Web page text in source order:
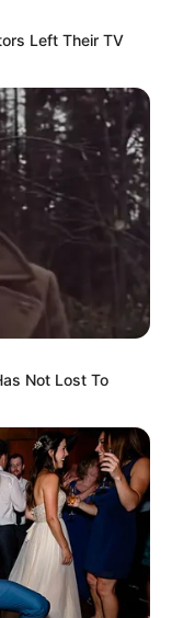
Left Their TV
Not Lost To